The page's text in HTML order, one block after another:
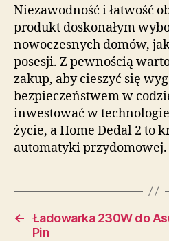
Niezawodność i łatwość
produkt doskonałym
nowoczesnych domów,
posesji. Z pewnością
zakup, aby cieszyć się
bezpieczeństwem w
inwestować w
życie, a Home Dedal 2 to
automatyki przydomowej.
← Ładowarka 230W do
Pin